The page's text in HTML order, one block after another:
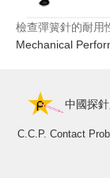
檢查彈簧針的耐用
Mechanical
中國探
C.C.P. Contact